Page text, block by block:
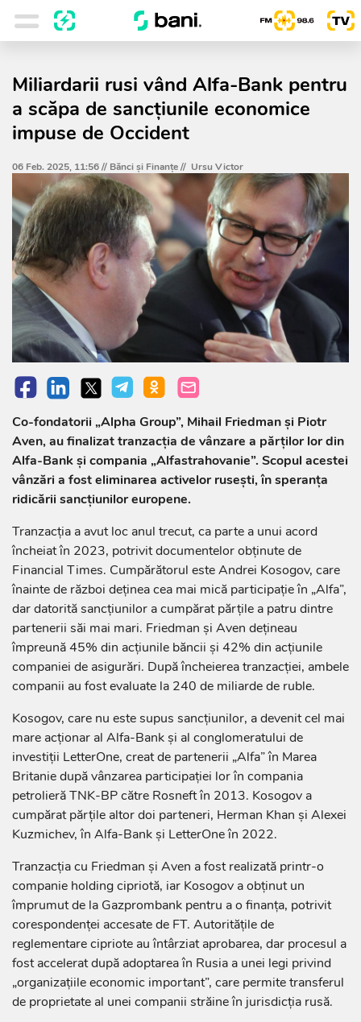
Miliardarii rusi vând Alfa-Bank pentru
a scăpa de sancțiunile economice
impuse de Occident
06 Feb. 2025, 11:56 // Bănci şi Finanţe// Ursu Victor
Co-fondatorii „Alpha Group”, Mihail Friedman și Piotr
Aven, au finalizat tranzacția de vânzare a părților lor din
Alfa-Bank și compania „Alfastrahovanie”. Scopul acestei
vânzări a fost eliminarea activelor rusești, în speranța
ridicării sancțiunilor europene.
Tranzacția a avut loc anul trecut, ca parte a unui acord
încheiat în 2023, potrivit documentelor obținute de
Financial Times. Cumpărătorul este Andrei Kosogov, care
înainte de război deținea cea mai mică participație în „Alfa”,
dar datorită sancțiunilor a cumpărat părțile a patru dintre
partenerii săi mai mari. Friedman și Aven dețineau
împreună 45% din acțiunile băncii și 42% din acțiunile
companiei de asigurări. După încheierea tranzacției, ambele
companii au fost evaluate la 240 de miliarde de ruble.
Kosogov, care nu este supus sancțiunilor, a devenit cel mai
mare acționar al Alfa-Bank și al conglomeratului de
investiții LetterOne, creat de partenerii „Alfa” în Marea
Britanie după vânzarea participației lor în compania
petrolieră TNK-BP către Rosneft în 2013. Kosogov a
cumpărat părțile altor doi parteneri, Herman Khan și Alexei
Kuzmichev, în Alfa-Bank și LetterOne în 2022.
Tranzacția cu Friedman și Aven a fost realizată printr-o
companie holding cipriotă, iar Kosogov a obținut un
împrumut de la Gazprombank pentru a o finanța, potrivit
corespondenței accesate de FT. Autoritățile de
reglementare cipriote au întârziat aprobarea, dar procesul a
fost accelerat după adoptarea în Rusia a unei legi privind
„organizațiile economic important”, care permite transferul
de proprietate al unei companii străine în jurisdicția rusă.